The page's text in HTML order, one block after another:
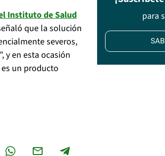
Instituto de Salud
que la solución
severos,
y en esta ocasión
un producto
para